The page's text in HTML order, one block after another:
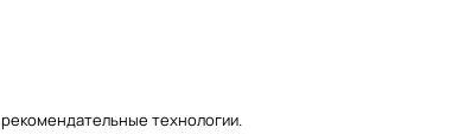
рекомендательные технологии.